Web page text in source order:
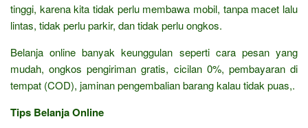
tinggi, karena kita tidak perlu membawa mobil, tanpa macet lalu
lintas, tidak perlu parkir, dan tidak perlu ongkos.
Belanja online banyak keunggulan seperti cara pesan yang
mudah, ongkos pengiriman gratis, cicilan 0%, pembayaran di
tempat (COD), jaminan pengembalian barang kalau tidak puas,.
Tips Belanja Online